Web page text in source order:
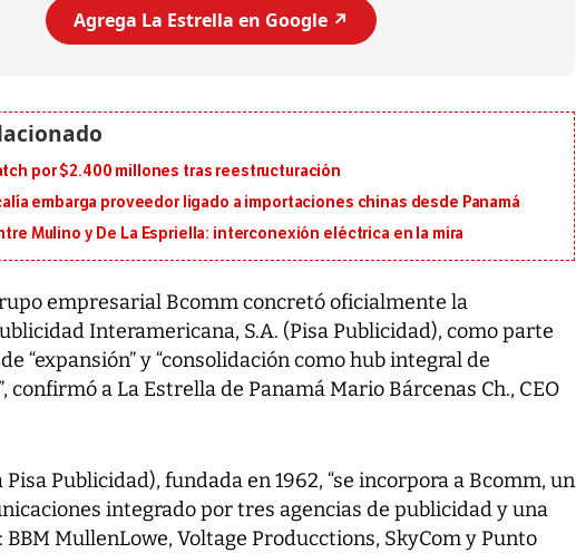
Agrega La Estrella en Google ↗️
por $2.400 millones tras reestructuración
embarga proveedor ligado a importaciones chinas desde Panamá
Mulino y De La Espriella: interconexión eléctrica en la mira
empresarial Bcomm concretó oficialmente la
Interamericana, S.A. (Pisa Publicidad), como parte
“expansión” y “consolidación como hub integral de
confirmó a La Estrella de Panamá Mario Bárcenas Ch., CEO
Pisa Publicidad), fundada en 1962, “se incorpora a Bcomm, un
integrado por tres agencias de publicidad y una
MullenLowe, Voltage Producctions, SkyCom y Punto
Entre recuerdos y escuetas